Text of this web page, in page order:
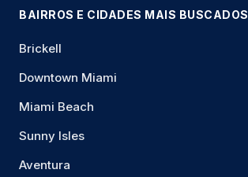
BAIRROS E CIDADES MAIS BUSCADOS
Brickell
Downtown Miami
Miami Beach
Sunny Isles
Aventura